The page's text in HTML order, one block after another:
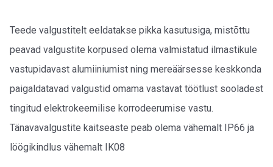
Teede valgustitelt eeldatakse pikka kasutusiga, mistõttu
peavad valgustite korpused olema valmistatud ilmastikule
vastupidavast alumiiniumist ning mereäärsesse keskkonda
paigaldatavad valgustid omama vastavat töötlust sooladest
tingitud elektrokeemilise korrodeerumise vastu.
Tänavavalgustite kaitseaste peab olema vähemalt IP66 ja
löögikindlus vähemalt IK08